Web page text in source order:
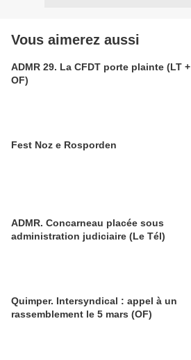
Vous aimerez aussi
ADMR 29. La CFDT porte plainte (LT +
OF)
Fest Noz e Rosporden
ADMR. Concarneau placée sous
administration judiciaire (Le Tél)
Quimper. Intersyndical : appel à un
rassemblement le 5 mars (OF)